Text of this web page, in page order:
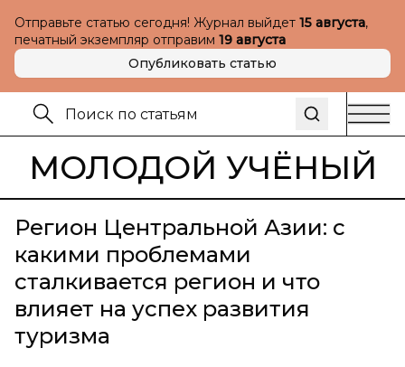
Отправьте статью сегодня! Журнал выйдет 15 августа,
печатный экземпляр отправим 19 августа
Опубликовать статью
МОЛОДОЙ УЧЁНЫЙ
Регион Центральной Азии: с
какими проблемами
сталкивается регион и что
влияет на успех развития
туризма